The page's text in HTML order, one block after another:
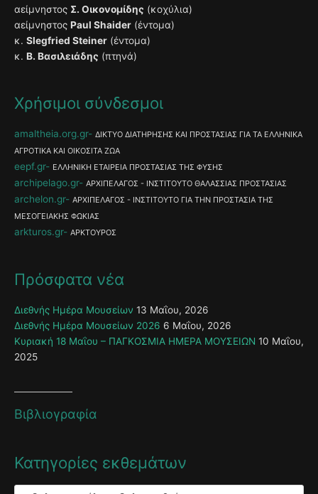
αείμνηστος Σ. Οικονομίδης (κοχύλια)
αείμνηστος Paul Shaider (έντομα)
κ. Slegfried Steiner (έντομα)
κ. Β. Βασιλειάδης (πτηνά)
Χρήσιμοι σύνδεσμοι
amaltheia.org.gr
ΔΙΚΤΥΟ ΔΙΑΤΗΡΗΣΗΣ ΚΑΙ ΠΡΟΣΤΑΣΙΑΣ ΓΙΑ ΤΑ ΕΛΛΗΝΙΚΑ
ΑΓΡΟΤΙΚΑ ΚΑΙ ΟΙΚΟΣΙΤΑ ΖΩΑ
eepf.gr ΕΛΛΗΝΙΚΗ ΕΤΑΙΡΕΙΑ ΠΡΟΣΤΑΣΙΑΣ ΤΗΣ ΦΥΣΗΣ
archipelago.gr ΑΡΧΙΠΕΛΑΓΟΣ - ΙΝΣΤΙΤΟΥΤΟ ΘΑΛΑΣΣΙΑΣ ΠΡΟΣΤΑΣΙΑΣ
archelon.gr
ΑΡΧΙΠΕΛΑΓΟΣ - ΙΝΣΤΙΤΟΥΤΟ ΓΙΑ ΤΗΝ ΠΡΟΣΤΑΣΙΑ ΤΗΣ
ΜΕΣΟΓΕΙΑΚΗΣ ΦΩΚΙΑΣ
arkturos.gr ΑΡΚΤΟΥΡΟΣ
Πρόσφατα νέα
Διεθνής Ημέρα Μουσείων 13 Μαΐου, 2026
Διεθνής Ημέρα Μουσείων 2026 6 Μαΐου, 2026
Κυριακή 18 Μαΐου – ΠΑΓΚΟΣΜΙΑ ΗΜΕΡΑ ΜΟΥΣΕΙΩΝ 10 Μαΐου,
2025
Βιβλιογραφία
Κατηγορίες εκθεμάτων